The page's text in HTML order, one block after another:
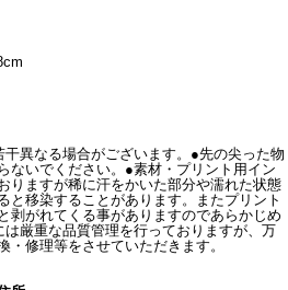
異なる場合がございます。●先の尖った物
ないでください。●素材・プリント用イン
りますが稀に汗をかいた部分や濡れた状態
と移染することがあります。またプリント
剥がれてくる事がありますのであらかじめ
厳重な品質管理を行っておりますが、万
修理等をさせていただきます。